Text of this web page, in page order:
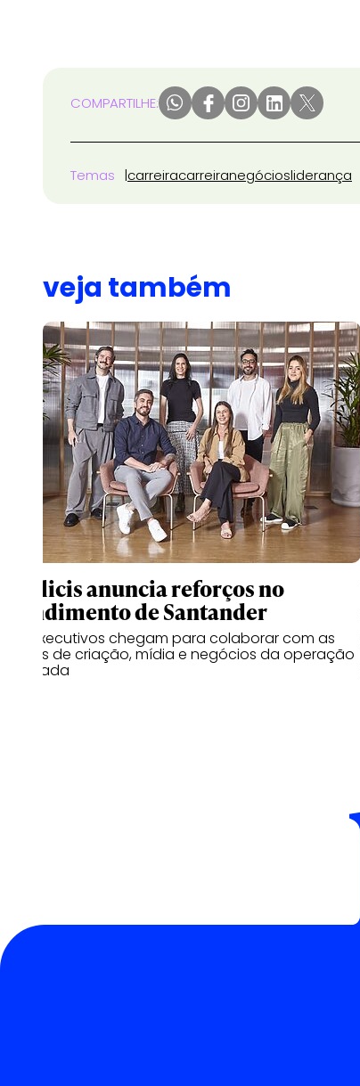
COMPARTILHE:
Temas carreiracarreiranegóciosliderança
veja também
Publicis anuncia reforços no
atendimento de Santander
Seis executivos chegam para colaborar com as
frentes de criação, mídia e negócios da operação
dedicada